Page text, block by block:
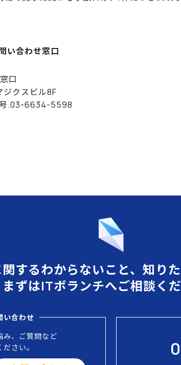
い合わせ窓口
口
ジクスビル8F
.03-6634-5598
するわからないこと、知りた
まずはITボランチへご相談くだ
い合わせ
み、ご質問など
さい。